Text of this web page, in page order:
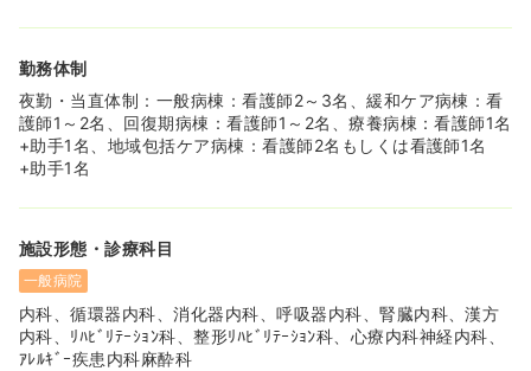
勤務体制
夜勤・当直体制：一般病棟：看護師2～3名、緩和ケア病棟：看
護師1～2名、回復期病棟：看護師1～2名、療養病棟：看護師1名
+助手1名、地域包括ケア病棟：看護師2名もしくは看護師1名
+助手1名
施設形態・診療科目
一般病院
内科、循環器内科、消化器内科、呼吸器内科、腎臓内科、漢方
内科、ﾘﾊﾋﾞﾘﾃｰｼｮﾝ科、整形ﾘﾊﾋﾞﾘﾃｰｼｮﾝ科、心療内科神経内科、
ｱﾚﾙｷﾞｰ疾患内科麻酔科